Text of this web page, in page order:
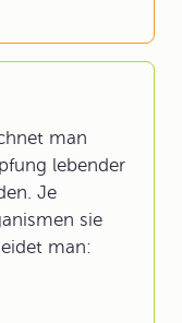
man
lebender
Je
sie
man: